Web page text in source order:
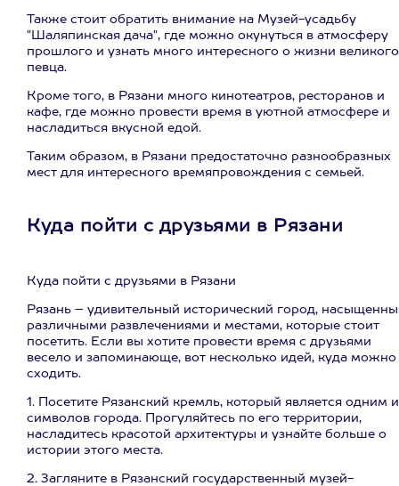
Также стоит обратить внимание на Музей-усадьбу
"Шаляпинская дача", где можно окунуться в атмосферу
прошлого и узнать много интересного о жизни великого
певца.
Кроме того, в Рязани много кинотеатров, ресторанов и
кафе, где можно провести время в уютной атмосфере и
насладиться вкусной едой.
Таким образом, в Рязани предостаточно разнообразных
мест для интересного времяпровождения с семьей.
Куда пойти с друзьями в Рязани
Куда пойти с друзьями в Рязани
Рязань – удивительный исторический город,
различными развлечениями и местами, которые стоит
посетить. Если вы хотите провести время с друзьями
весело и запоминающе, вот несколько идей, куда можно
сходить.
1. Посетите Рязанский кремль, который является одним
символов города. Прогуляйтесь по его территории,
насладитесь красотой архитектуры и узнайте больше о
истории этого места.
2. Загляните в Рязанский государственный музей-